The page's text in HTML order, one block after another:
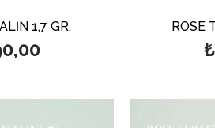
1,7 GR. ROSE